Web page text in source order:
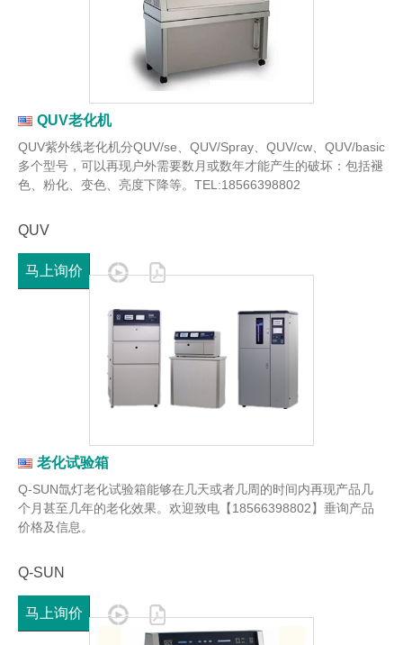
QUV老化机
QUV紫外线老化机分QUV/se、QUV/Spray、QUV/cw、QUV/basic
多个型号，可以再现户外需要数月或数年才能产生的破坏：包括褪
色、粉化、变色、亮度下降等。TEL:18566398802
QUV
马上询价
老化试验箱
Q-SUN氙灯老化试验箱能够在几天或者几周的时间内再现产品几
个月甚至几年的老化效果。欢迎致电【18566398802】垂询产品
价格及信息。
Q-SUN
马上询价